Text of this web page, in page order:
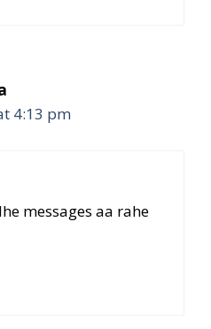
4:13 pm
messages aa rahe